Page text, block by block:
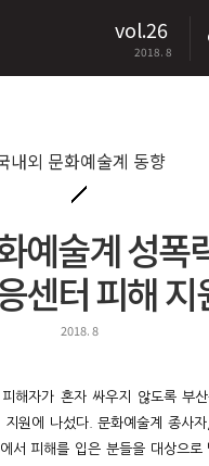
vol.26
2018. 8
내외 문화예술계 동향
예술계 성폭
센터 피해 지
2018. 8
해자가 혼자 싸우지 않도록 부산
지원에 나섰다. 문화예술계 종사
서 피해를 입은 분들을 대상으로